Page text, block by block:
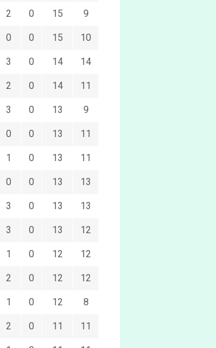
2 0 15 9
0 0 15 10
3 0 14 14
2 0 14 11
3 0 13 9
0 0 13 11
1 0 13 11
0 0 13 13
3 0 13 13
3 0 13 12
1 0 12 12
2 0 12 12
1 0 12 8
2 0 11 11